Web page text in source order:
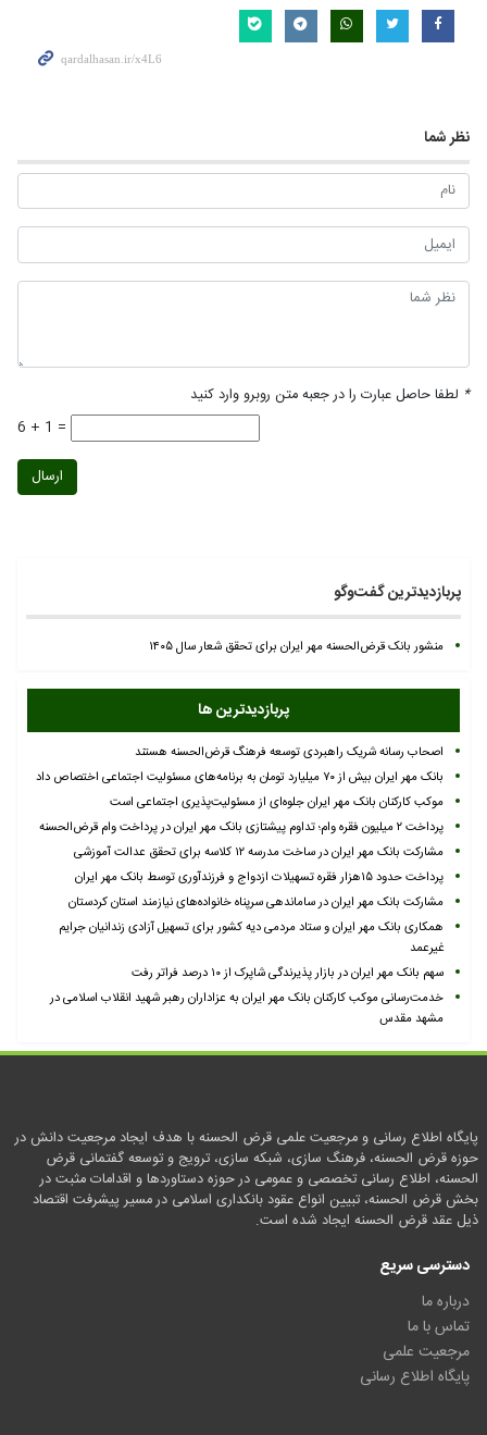
نظر شما
* لطفا حاصل عبارت را در جعبه متن روبرو وارد کنید
6 + 1 =
ارسال
پربازدیدترین گفت‌وگو
منشور بانک قرض‌الحسنه مهر ایران برای تحقق شعار سال ۱۴۰۵
پربازدیدترین ها
اصحاب رسانه شریک راهبردی توسعه فرهنگ قرض‌الحسنه هستند
بانک مهر ایران بیش از ۷۰ میلیارد تومان به برنامه‌های مسئولیت اجتماعی اختصاص داد
موکب کارکنان بانک مهر ایران جلوه‌ای از مسئولیت‌پذیری اجتماعی است
پرداخت ۲ میلیون فقره وام؛ تداوم پیشتازی بانک مهر ایران در پرداخت وام قرض‌الحسنه
مشارکت بانک مهر ایران در ساخت مدرسه ۱۲ کلاسه برای تحقق عدالت آموزشی
پرداخت حدود ۱۵هزار فقره تسهیلات ازدواج و فرزندآوری توسط بانک مهر ایران
مشارکت بانک مهر ایران در ساماندهی سرپناه خانواده‌های نیازمند استان کردستان
همکاری بانک مهر ایران و ستاد مردمی دیه کشور برای تسهیل آزادی زندانیان جرایم
غیرعمد
سهم بانک مهر ایران در بازار پذیرندگی شاپرک از ۱۰ درصد فراتر رفت
خدمت‌رسانی موکب کارکنان بانک مهر ایران به عزاداران رهبر شهید انقلاب اسلامی در
مشهد مقدس
پایگاه اطلاع رسانی و مرجعیت علمی قرض الحسنه با هدف ایجاد مرجعیت دانش در
حوزه قرض الحسنه، فرهنگ سازی، شبکه سازی، ترویج و توسعه گفتمانی قرض
الحسنه، اطلاع رسانی تخصصی و عمومی در حوزه دستاوردها و اقدامات مثبت در
بخش قرض الحسنه، تبیین انواع عقود بانکداری اسلامی در مسیر پیشرفت اقتصاد
ذیل عقد قرض الحسنه ایجاد شده است.
دسترسی سریع
درباره ما
تماس با ما
مرجعیت علمی
پایگاه اطلاع رسانی